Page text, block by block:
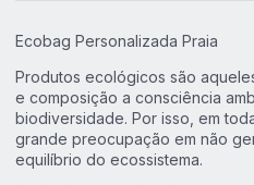
Ecobag Personalizada Praia
Produtos ecológicos são
e composição a consciência
biodiversidade. Por isso, em
grande preocupação em não
equilíbrio do ecossistema.